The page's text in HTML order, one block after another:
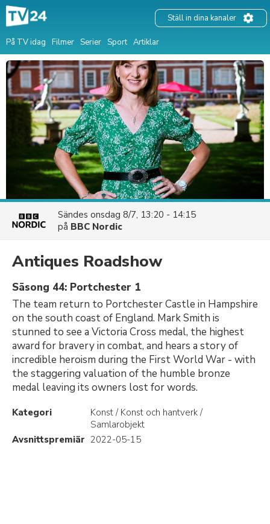
På TV idag Filmer Serier Sport Artiklar
Ställ in dina kanaler
Sändes onsdag 8/7, 13:20 - 14:15
på BBC Nordic
Antiques Roadshow
Säsong 44: Portchester 1
The team return to Portchester Castle in Hampshire
on the south coast of England. Mark Smith is
stunned to see a Victoria Cross medal, the highest
award for bravery in combat, and hears a story of
incredible heroism during the First World War - with
the staggering valuation of the humble bronze
medal leaving its owners lost for words.
Kategori
Konst / Konst och hantverk /
Samlarobjekt
Avsnittspremiär 2022-05-15